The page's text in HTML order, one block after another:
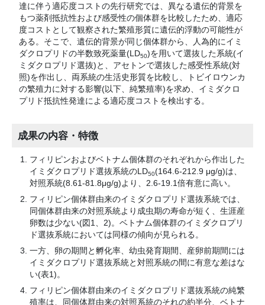
達に伴う適応度コストの先行研究では、異なる遺伝的背景を
もつ薬剤抵抗性および感受性の個体群を比較したため、適応
度コストとして観察された繁殖形質に遺伝的浮動の可能性が
ある。そこで、遺伝的背景が同じ個体群から、人為的にイミ
ダクロプリドの半数致死薬量(LD50)を用いて選抜した系統(イ
ミダクロプリド選抜)と、アセトンで選抜した感受性系統(対
照)を作出し、両系統の生活史形質を比較し、トビイロウンカ
の繁殖力に対する影響(以下、純繁殖率)を求め、イミダクロ
プリド抵抗性発達による適応度コストを検出する。
成果の内容・特徴
フィリピンおよびベトナム個体群のそれぞれから作出した
イミダクロプリド選抜系統のLD50(164.6-212.9 μg/g)は、
対照系統(8.61-81.8μg/g)より、2.6-19.1倍有意に高い。
フィリピン個体群由来のイミダクロプリド選抜系統では、
同個体群由来の対照系統より成虫期の寿命が短く、生涯産
卵数は少ない(図1、2)。ベトナム個体群のイミダクロプリ
ド選抜系統においては同様の傾向が見られる。
一方、卵の期間と孵化率、幼虫発育期間、産卵前期間には
イミダクロプリド選抜系統と対照系統の間に有意な差はな
い(表1)。
フィリピン個体群由来のイミダクロプリド選抜系統の純繁
殖率は、同個体群由来の対照系統のそれの約半分、ベトナ